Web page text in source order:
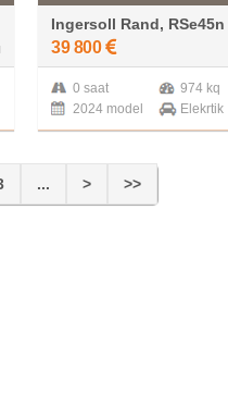
Ingersoll Rand, RSe45n
39 800
0 saat
974 kq
2024 model
Elekrtik
... > >>